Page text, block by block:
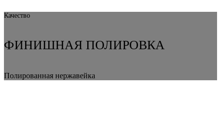
Качество
ФИНИШНАЯ ПОЛИРОВКА
Полированная нержавейка